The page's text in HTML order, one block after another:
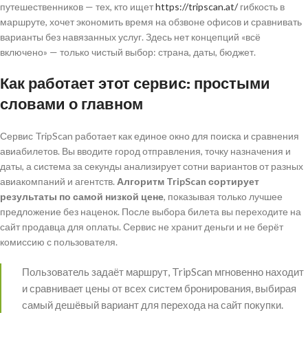
путешественников — тех, кто ищетhttps://tripscan.at/гибкость в
маршруте, хочет экономить время на обзвоне офисов и сравнивать
варианты без навязанных услуг. Здесь нет концепций «всё
включено» — только чистый выбор: страна, даты, бюджет.
Как работает этот сервис: простыми
словами о главном
Сервис TripScan работает как единое окно для поиска и сравнения
авиабилетов. Вы вводите город отправления, точку назначения и
даты, а система за секунды анализирует сотни вариантов от разных
авиакомпаний и агентств. Алгоритм TripScan сортирует
результаты по самой низкой цене, показывая только лучшее
предложение без наценок. После выбора билета вы переходите на
сайт продавца для оплаты. Сервис не хранит деньги и не берёт
комиссию с пользователя.
Пользователь задаёт маршрут, TripScan мгновенно находит
и сравнивает цены от всех систем бронирования, выбирая
самый дешёвый вариант для перехода на сайт покупки.